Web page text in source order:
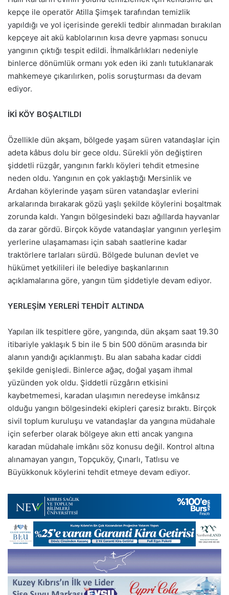
kepçe ile operatör Atilla Şimşek tarafından temizlik
yapıldığı ve yol içerisinde gerekli tedbir alınmadan bırakılan
kepçeye ait akü kablolarının kısa devre yapması sonucu
yangının çıktığı tespit edildi. İhmalkârlıkları nedeniyle
binlerce dönümlük ormanı yok eden iki zanlı tutuklanarak
mahkemeye çıkarılırken, polis soruşturması da devam
ediyor.
İKİ KÖY BOŞALTILDI
Özellikle dün akşam, bölgede yaşam süren vatandaşlar için
adeta kâbus dolu bir gece oldu. Sürekli yön değiştiren
şiddetli rüzgâr, yangının farklı köyleri tehdit etmesine
neden oldu. Yangının en çok yaklaştığı Mersinlik ve
Ardahan köylerinde yaşam süren vatandaşlar evlerini
arkalarında bırakarak gözü yaşlı şekilde köylerini boşaltmak
zorunda kaldı. Yangın bölgesindeki bazı ağıllarda hayvanlar
da zarar gördü. Birçok köyde vatandaşlar yangının yerleşim
yerlerine ulaşamaması için sabah saatlerine kadar
traktörlere tarlaları sürdü. Bölgede bulunan devlet ve
hükümet yetkilileri ile belediye başkanlarının
açıklamalarına göre, yangın tüm şiddetiyle devam ediyor.
YERLEŞİM YERLERİ TEHDİT ALTINDA
Yapılan ilk tespitlere göre, yangında, dün akşam saat 19.30
itibariyle yaklaşık 5 bin ile 5 bin 500 dönüm arasında bir
alanın yandığı açıklanmıştı. Bu alan sabaha kadar ciddi
şekilde genişledi. Binlerce ağaç, doğal yaşam ihmal
yüzünden yok oldu. Şiddetli rüzgârın etkisini
kaybetmemesi, karadan ulaşımın neredeyse imkânsız
olduğu yangın bölgesindeki ekipleri çaresiz bıraktı. Birçok
sivil toplum kuruluşu ve vatandaşlar da yangına müdahale
için seferber olarak bölgeye akın etti ancak yangına
karadan müdahale imkânı söz konusu değil. Kontrol altına
alınamayan yangın, Topçuköy, Çınarlı, Tatlısu ve
Büyükkonuk köylerini tehdit etmeye devam ediyor.